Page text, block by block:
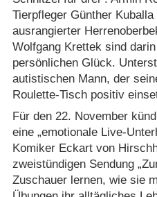
Tierpfleger Günther
ausrangierter
Wolfgang Krettek sind
persönlichen Glück.
autistischen Mann, der
Roulette-Tisch positiv
Für den 22. November
eine „emotionale Live-
Komiker Eckart von
zweistündigen Sendung
Zuschauer lernen, wie sie